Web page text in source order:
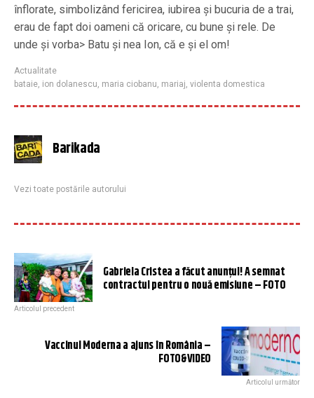
înflorate, simbolizând fericirea, iubirea și bucuria de a trai,
erau de fapt doi oameni că oricare, cu bune și rele. De
unde și vorba> Batu și nea Ion, că e și el om!
Actualitate
bataie, ion dolanescu, maria ciobanu, mariaj, violenta domestica
Barikada
Vezi toate postările autorului
Gabriela Cristea a făcut anunțul! A semnat
contractul pentru o nouă emisiune – FOTO
Articolul precedent
Vaccinul Moderna a ajuns în România –
FOTO&VIDEO
Articolul următor